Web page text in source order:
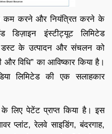
कम करने और नियंत्रित करने के
डिज़ाइन इंस्टीट्यूट लिमिटेड
डस्ट के उत्पादन और संचलन को
विधि” का आविष्कार किया है।
लिमिटेड की एक सलाहकार
लिए पेटेंट प्राप्त किया है। इस
प्लांट, रेलवे साइडिंग, बंदरगाह,